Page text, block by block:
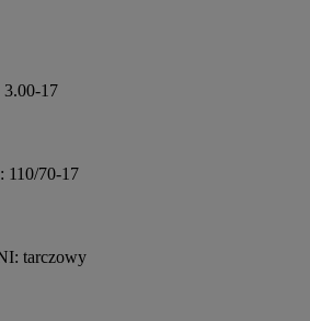
17
70-17
tarczowy